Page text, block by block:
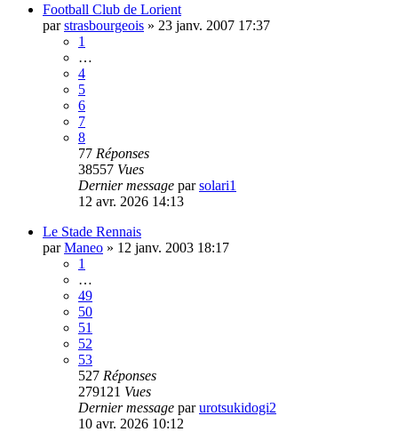
Football Club de Lorient
parstrasbourgeois » 23 janv. 2007 17:37
1
…
4
5
6
7
8
77 Réponses
38557 Vues
Dernier message parsolari1
12 avr. 2026 14:13
Le Stade Rennais
parManeo » 12 janv. 2003 18:17
1
…
49
50
51
52
53
527 Réponses
279121 Vues
Dernier message parurotsukidogi2
10 avr. 2026 10:12